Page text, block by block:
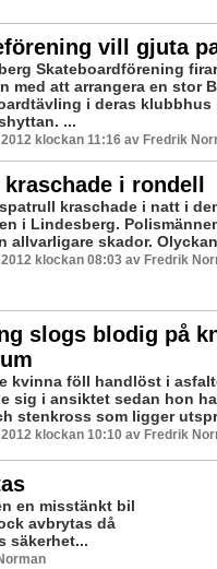
vill gjuta
Skateboardförening
med att arrangera en stor
i deras klubbhus
...
klockan 11:16 av Fredrik
i rondell
kraschade i natt i
i Lindesberg.
allvarligare skador.
klockan 08:03 av Fredrik
slogs blodig på
kvinna föll handlöst i
sig i ansiktet sedan hon
stenkross som ligger
klockan 10:10 av Fredrik
en misstänkt bil
avbrytas då
säkerhet...